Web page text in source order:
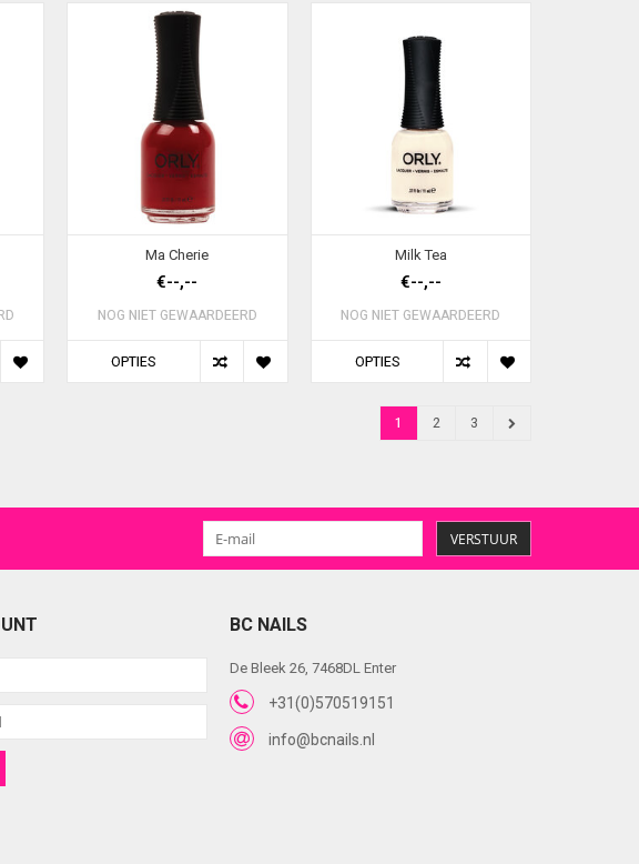
Ma Cherie
€--,--
NOG NIET GEWAARDEERD
OPTIES
Milk Tea
€--,--
NOG NIET GEWAARDEERD
OPTIES
1 2 3
VERSTUUR
BC NAILS
De Bleek 26, 7468DL Enter
+31(0)570519151
info@bcnails.nl